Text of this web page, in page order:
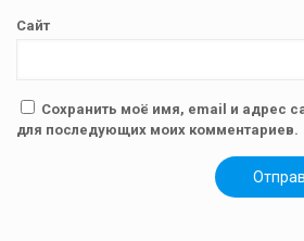
Сайт
Сохранить моё имя, email и адрес
для последующих моих комментариев.